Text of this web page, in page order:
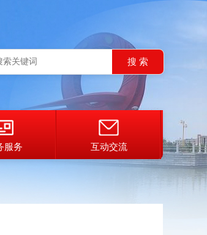
服务 互动交流